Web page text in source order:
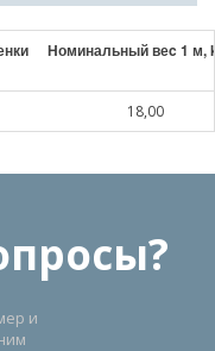
Номинальный веc 1 м,
18,00
и